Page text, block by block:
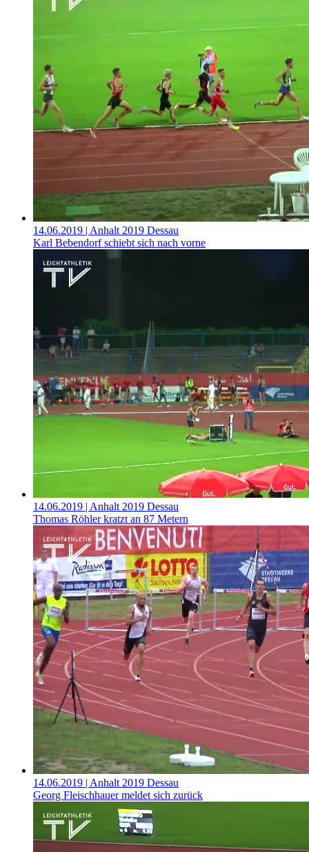
14.06.2019 | Anhalt 2019 Dessau
Karl Bebendorf schiebt sich nach vorne
14.06.2019 | Anhalt 2019 Dessau
Thomas Röhler kratzt an 87 Metern
14.06.2019 | Anhalt 2019 Dessau
Georg Fleischhauer meldet sich zurück